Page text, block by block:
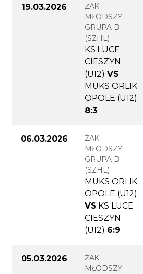
19.03.2026
ŻAK
MŁODSZY
GRUPA B
(SZHL)
KS LUCE
CIESZYN
(U12) VS
MUKS ORLIK
OPOLE (U12)
8:3
06.03.2026
ŻAK
MŁODSZY
GRUPA B
(SZHL)
MUKS ORLIK
OPOLE (U12)
VS KS LUCE
CIESZYN
(U12) 6:9
05.03.2026
ŻAK
MŁODSZY